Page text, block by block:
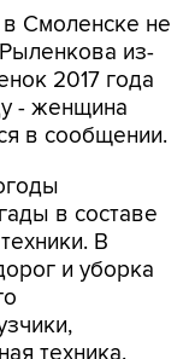
2017 года
- женщина
в сообщении.
В
и уборка
техника.